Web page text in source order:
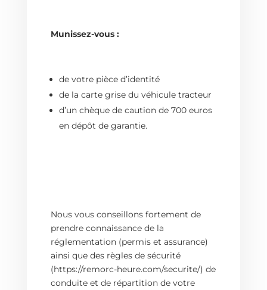
Munissez-vous :
de votre pièce d’identité
de la carte grise du véhicule tracteur
d’un chèque de caution de 700 euros
en dépôt de garantie.
Nous vous conseillons fortement de
prendre connaissance de la
réglementation (permis et assurance)
ainsi que des règles de sécurité
(https://remorc-heure.com/securite/) de
conduite et de répartition de votre